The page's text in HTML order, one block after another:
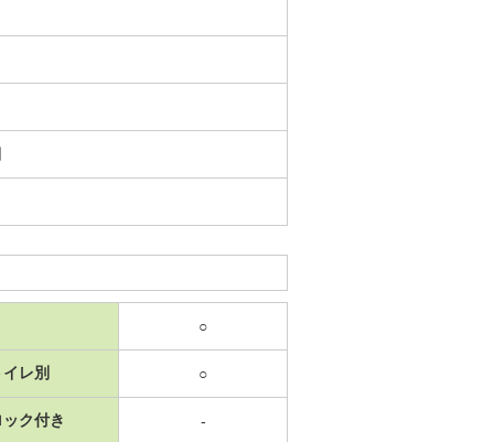
○
レ別 ○
ク付き -